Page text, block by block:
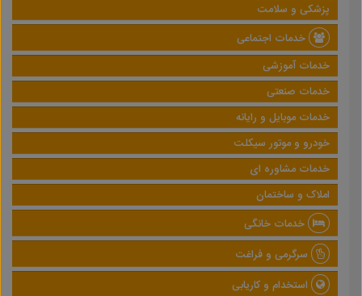
پزشکی و سلامت
خدمات اجتماعی
خدمات آموزشی
خدمات صنعتی
خدمات موبایل و رایانه
خودرو و موتور سیکلت
خدمات مشاوره ای
املاک و ساختمان
خدمات خانگی
سرگرمی و فراغت
استخدام و کاریابی